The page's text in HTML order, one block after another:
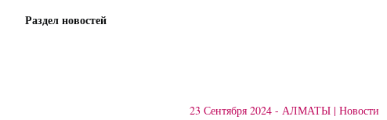
Раздел новостей
23 Сентября 2024 - АЛМАТЫ Новости